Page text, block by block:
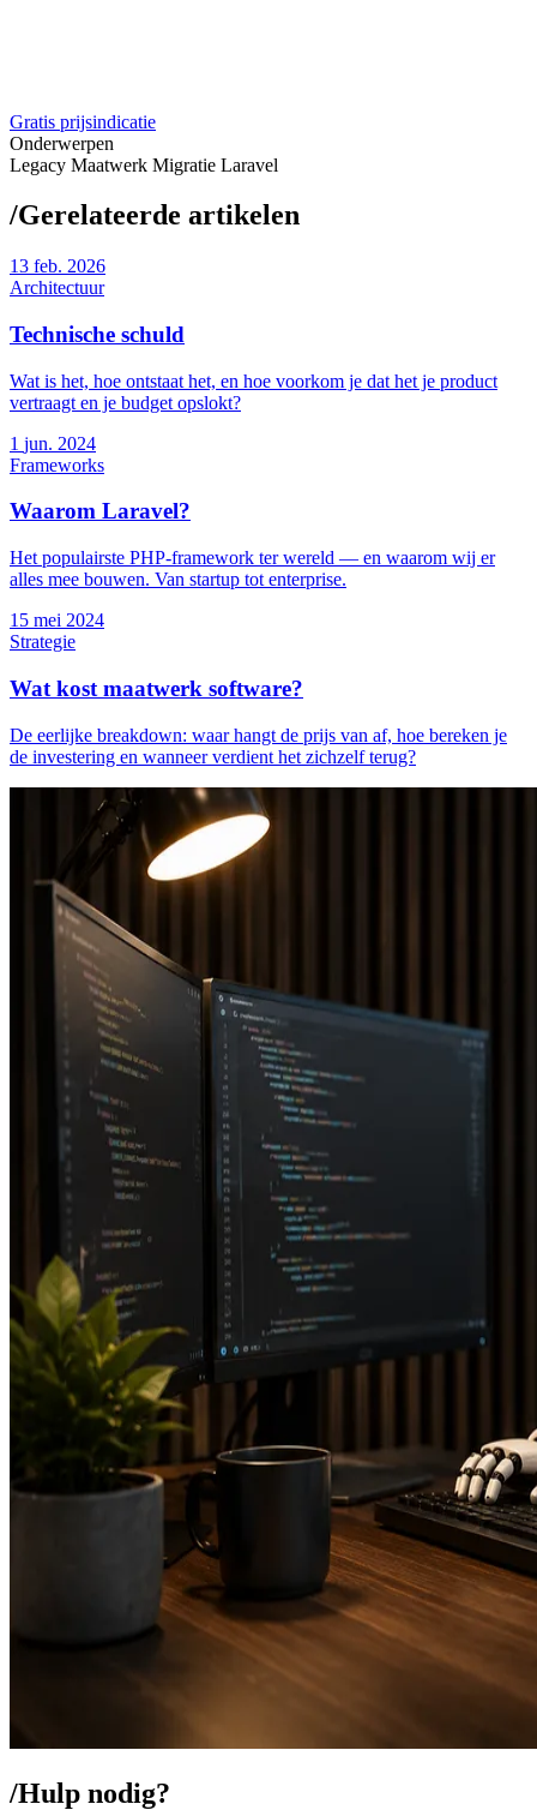
Gratis prijsindicatie
Onderwerpen
Legacy Maatwerk Migratie Laravel
/Gerelateerde artikelen
13 feb. 2026
Architectuur
Technische schuld
Wat is het, hoe ontstaat het, en hoe voorkom je dat het je product
vertraagt en je budget opslokt?
1 jun. 2024
Frameworks
Waarom Laravel?
Het populairste PHP-framework ter wereld — en waarom wij er
alles mee bouwen. Van startup tot enterprise.
15 mei 2024
Strategie
Wat kost maatwerk software?
De eerlijke breakdown: waar hangt de prijs van af, hoe bereken je
de investering en wanneer verdient het zichzelf terug?
/Hulp nodig?